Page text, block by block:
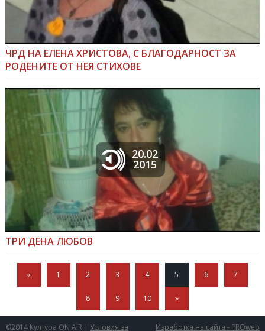
ЧРД НА ЕЛЕНА ХРИСТОВА, С БЛАГОДАРНОСТ ЗА
РОДЕНИТЕ ОТ НЕЯ СТИХОВЕ
20.02
2015
ТРИ ДЕНА ЛЮБОВ
« 1 2 3 4 5 6 7
8 9 10 »
Изработка на сайта - PROweb
©2014 Култура ON AIR | Условия за